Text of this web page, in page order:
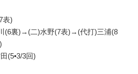
表)
(6裏)→(二)水野(7表)→(代打)三浦(8
(5•3/3回)